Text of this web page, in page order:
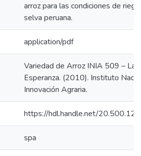
arroz para las condiciones de
selva peruana.
application/pdf
Variedad de Arroz INIA 509 – La
Esperanza. (2010). Instituto
Innovación Agraria.
https://hdl.handle.net/
spa